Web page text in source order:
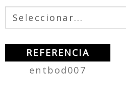
REFERENCIA
entbod007